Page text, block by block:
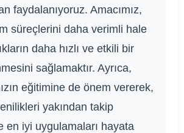
faydalanıyoruz. Amacımız,
süreçlerini daha verimli hale
daha hızlı ve etkili bir
sağlamaktır. Ayrıca,
eğitimine de önem vererek,
yakından takip
en iyi uygulamaları hayata